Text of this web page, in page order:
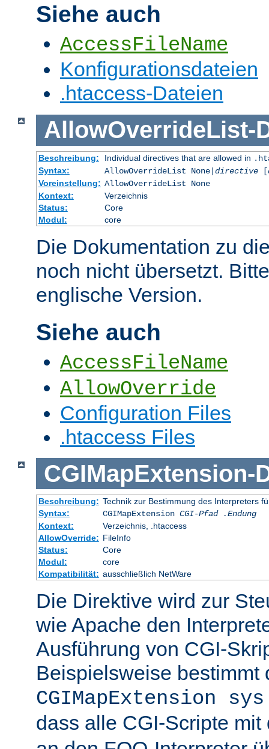
Siehe auch
AccessFileName
Konfigurationsdateien
.htaccess-Dateien
AllowOverrideList-
Beschreibung: Individual directives that are allowed in
Syntax:
AllowOverrideList None| directive[
Voreinstellung: AllowOverrideList None
Kontext:
Verzeichnis
Status:
Core
Modul:
core
Die Dokumentation zu
noch nicht übersetzt.
englische Version.
Siehe auch
AccessFileName
AllowOverride
Configuration Files
.htaccess Files
CGIMapExtension-
Beschreibung: Technik zur Bestimmung des Interpreters
Syntax:
CGIMapExtension CGI-Pfad
.Endung
Kontext:
Verzeichnis, .htaccess
AllowOverride: FileInfo
Status:
Core
Modul:
core
Kompatibilität: ausschließlich NetWare
Die Direktive wird zur
wie Apache den
Ausführung von CGI-
Beispielsweise bestimmt
CGIMapExtension
dass alle CGI-Scripte